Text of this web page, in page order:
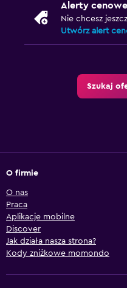
Alerty cenowe
Nie chcesz
Utwórz alert
Szukaj
O firmie
O nas
Praca
Aplikacje mobilne
Discover
Jak działa nasza strona?
Kody zniżkowe momondo